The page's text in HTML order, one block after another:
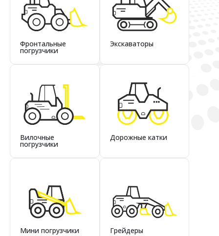
Фронтальные
погрузчики
Экскаваторы
Вилочные
погрузчики
Дорожные катки
Мини погрузчики Грейдеры